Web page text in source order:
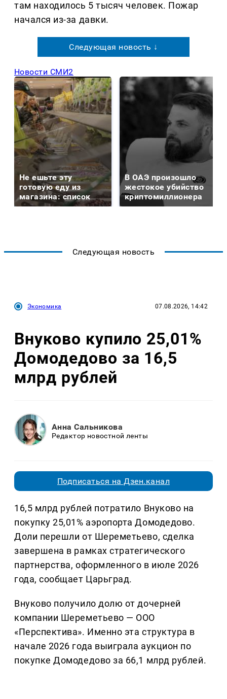
там находилось 5 тысяч человек. Пожар
начался из-за давки.
Следующая новость ↓
Новости СМИ2
Не ешьте эту
готовую еду из
магазина: список
В ОАЭ произошло
жестокое убийство
криптомиллионера
Следующая новость
Экономика 07.08.2026, 14:42
Внуково купило 25,01%
Домодедово за 16,5
млрд рублей
Анна Сальникова
Редактор новостной ленты
Подписаться на Дзен.канал
16,5 млрд рублей потратило Внуково на
покупку 25,01% аэропорта Домодедово.
Доли перешли от Шереметьево, сделка
завершена в рамках стратегического
партнерства, оформленного в июле 2026
года, сообщает Царьград.
Внуково получило долю от дочерней
компании Шереметьево — ООО
«Перспектива». Именно эта структура в
начале 2026 года выиграла аукцион по
покупке Домодедово за 66,1 млрд рублей.